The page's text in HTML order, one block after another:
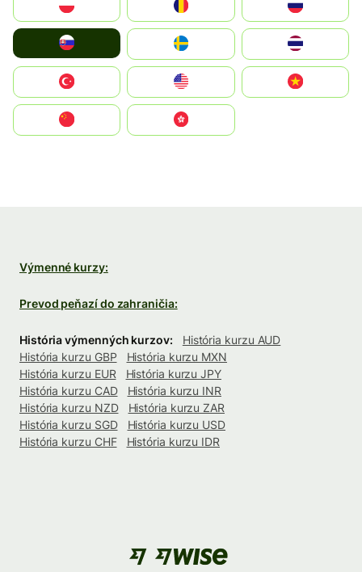
United States
中國香港特別行政區
Výmenné kurzy:
Prevod peňazí do zahraničia:
História výmenných kurzov:
História kurzu AUD
História kurzu GBP
História kurzu MXN
História kurzu EUR
História kurzu JPY
História kurzu CAD
História kurzu INR
História kurzu NZD
História kurzu ZAR
História kurzu SGD
História kurzu USD
História kurzu CHF
História kurzu IDR